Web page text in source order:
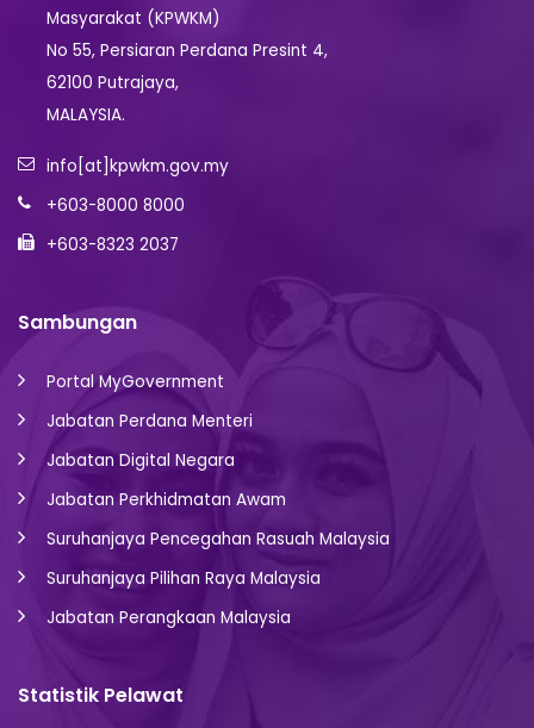
Masyarakat (KPWKM)
No 55, Persiaran Perdana Presint 4,
62100 Putrajaya,
MALAYSIA.
info[at]kpwkm.gov.my
+603-8000 8000
+603-8323 2037
Sambungan
Portal MyGovernment
Jabatan Perdana Menteri
Jabatan Digital Negara
Jabatan Perkhidmatan Awam
Suruhanjaya Pencegahan Rasuah Malaysia
Suruhanjaya Pilihan Raya Malaysia
Jabatan Perangkaan Malaysia
Statistik Pelawat